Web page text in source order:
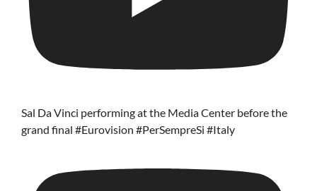
Sal Da Vinci performing at the Media Center before the
grand final #Eurovision #PerSempreSi #Italy